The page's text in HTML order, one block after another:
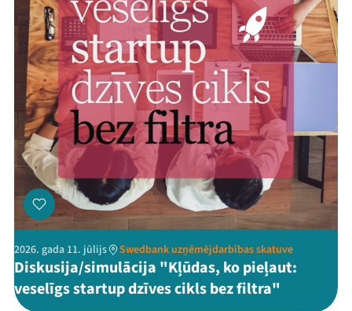
2026. gada 11. jūlijs Swedbank uzņēmējdarbības skatuve
Diskusija/simulācija "Kļūdas, ko pieļaut:
veselīgs startup dzīves cikls bez filtra"